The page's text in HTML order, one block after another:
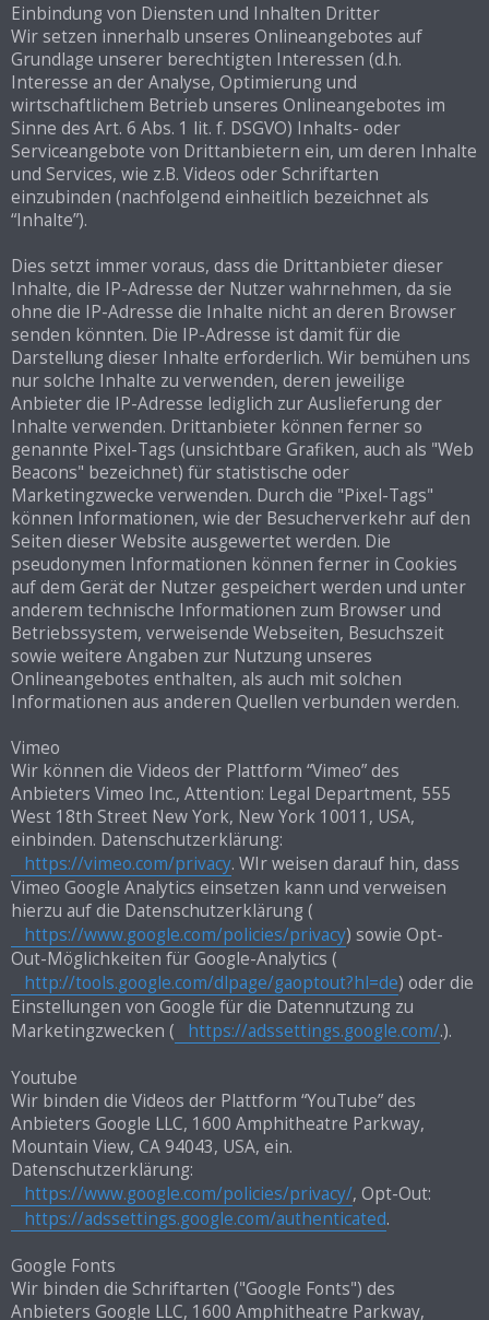
Einbindung von Diensten und Inhalten Dritter
Wir setzen innerhalb unseres Onlineangebotes auf
Grundlage unserer berechtigten Interessen (d.h.
Interesse an der Analyse, Optimierung und
wirtschaftlichem Betrieb unseres Onlineangebotes im
Sinne des Art. 6 Abs. 1 lit. f. DSGVO) Inhalts- oder
Serviceangebote von Drittanbietern ein, um deren Inhalte
und Services, wie z.B. Videos oder Schriftarten
einzubinden (nachfolgend einheitlich bezeichnet als
“Inhalte”).
Dies setzt immer voraus, dass die Drittanbieter dieser
Inhalte, die IP-Adresse der Nutzer wahrnehmen, da sie
ohne die IP-Adresse die Inhalte nicht an deren Browser
senden könnten. Die IP-Adresse ist damit für die
Darstellung dieser Inhalte erforderlich. Wir bemühen uns
nur solche Inhalte zu verwenden, deren jeweilige
Anbieter die IP-Adresse lediglich zur Auslieferung der
Inhalte verwenden. Drittanbieter können ferner so
genannte Pixel-Tags (unsichtbare Grafiken, auch als "Web
Beacons" bezeichnet) für statistische oder
Marketingzwecke verwenden. Durch die "Pixel-Tags"
können Informationen, wie der Besucherverkehr auf den
Seiten dieser Website ausgewertet werden. Die
pseudonymen Informationen können ferner in Cookies
auf dem Gerät der Nutzer gespeichert werden und unter
anderem technische Informationen zum Browser und
Betriebssystem, verweisende Webseiten, Besuchszeit
sowie weitere Angaben zur Nutzung unseres
Onlineangebotes enthalten, als auch mit solchen
Informationen aus anderen Quellen verbunden werden.
Vimeo
Wir können die Videos der Plattform “Vimeo” des
Anbieters Vimeo Inc., Attention: Legal Department, 555
West 18th Street New York, New York 10011, USA,
einbinden. Datenschutzerklärung:
https://vimeo.com/privacy. WIr weisen darauf hin, dass
Vimeo Google Analytics einsetzen kann und verweisen
hierzu auf die Datenschutzerklärung (
https://www.google.com/policies/privacy) sowie Opt-
Out-Möglichkeiten für Google-Analytics (
http://tools.google.com/dlpage/gaoptout?hl=de) oder die
Einstellungen von Google für die Datennutzung zu
Marketingzwecken (
https://adssettings.google.com/.).
Youtube
Wir binden die Videos der Plattform “YouTube” des
Anbieters Google LLC, 1600 Amphitheatre Parkway,
Mountain View, CA 94043, USA, ein.
Datenschutzerklärung:
https://www.google.com/policies/privacy/, Opt-Out:
https://adssettings.google.com/authenticated.
Google Fonts
Wir binden die Schriftarten ("Google Fonts") des
Anbieters Google LLC, 1600 Amphitheatre Parkway,